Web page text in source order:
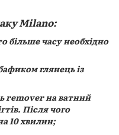
Milano:
більше часу необхідно
глянець із
remover на ватний
Після чого
10 хвилин;